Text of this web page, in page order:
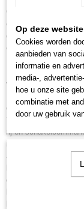
Staat
Centrale eenheid met
energie en
dezelfde capaciteit
en rails. 1
LED.
van een rijregelaar
Booster om de
derde heeft hij de
´s van andere
rij-en
informatiesignaal
afzonderlijk
locadres van 01 tot
display met 2 cijfers
besturen en
bijv. verlichting,
Op deze
Cookies worden
aanbieden van
informatie en
media-,
hoe u onze site
combinatie met
door uw gebruik